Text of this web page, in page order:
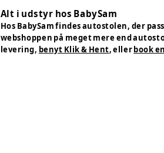
Alt i udstyr hos BabySam
Hos BabySam findes autostolen, der
webshoppen på meget mere end
levering, benyt Klik & Hent, eller book